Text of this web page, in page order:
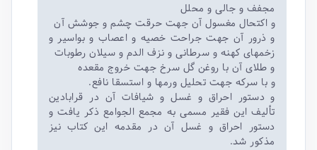
مجفف و جالی و محلل
و اکتحال مغسول آن جهت حرقت چشم و جوشش آن
و ذرور آن جهت جراحت خصیه و اعصاب و بواسیر و
زخمهای کهنه و سرطانی و نزف الدم و سیلان رطوبات
و طلای آن با روغن گل سرخ جهت خروج مقعده
و با سرکه جهت تحلیل ورمها و استسقا نافع.
و دستور احراق و غسل و شیافات آن در قرابادین
تألیف این فقیر مسمی به مجمع الجوامع ذکر یافت و
دستور احراق و غسل آن در مقدمه این کتاب نیز
مذکور شد.